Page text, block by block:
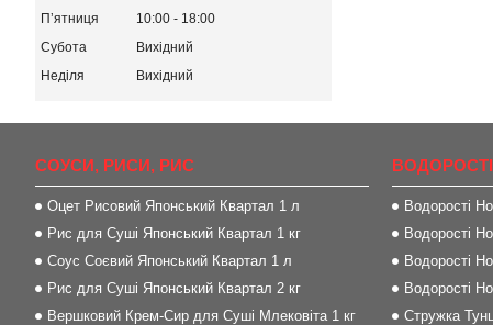
Пʼятниця
10:00
18:00
Субота
Вихідний
Неділя
Вихідний
СОУСИ, РИСИ, РИС
Оцет Рисовий Японський Квартал 1 л
Рис для Суші Японський Квартал 1 кг
Соус Соєвий Японський Квартал 1 л
Рис для Суші Японський Квартал 2 кг
Вершковий Крем-Сир для Суші Млековіта 1 кг
Водорості
Водорості
Водорості
Водорості
Стружка